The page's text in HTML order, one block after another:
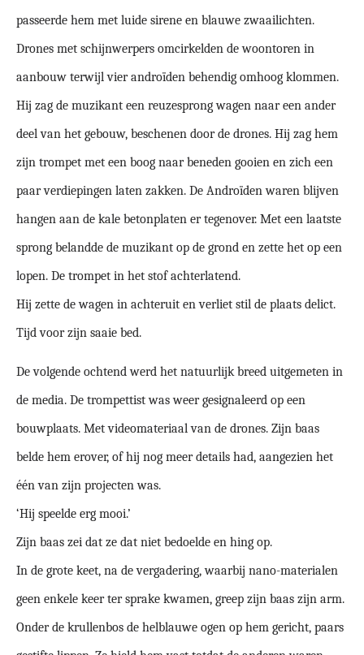
passeerde hem met luide sirene en blauwe zwaailichten.
Drones met schijnwerpers omcirkelden de woontoren in
aanbouw terwijl vier androïden behendig omhoog klommen.
Hij zag de muzikant een reuzesprong wagen naar een ander
deel van het gebouw, beschenen door de drones. Hij zag hem
zijn trompet met een boog naar beneden gooien en zich een
paar verdiepingen laten zakken. De Androïden waren blijven
hangen aan de kale betonplaten er tegenover. Met een laatste
sprong belandde de muzikant op de grond en zette het op een
lopen. De trompet in het stof achterlatend.
Hij zette de wagen in achteruit en verliet stil de plaats delict.
Tijd voor zijn saaie bed.
De volgende ochtend werd het natuurlijk breed uitgemeten in
de media. De trompettist was weer gesignaleerd op een
bouwplaats. Met videomateriaal van de drones. Zijn baas
belde hem erover, of hij nog meer details had, aangezien het
één van zijn projecten was.
‘Hij speelde erg mooi.’
Zijn baas zei dat ze dat niet bedoelde en hing op.
In de grote keet, na de vergadering, waarbij nano-materialen
geen enkele keer ter sprake kwamen, greep zijn baas zijn arm.
Onder de krullenbos de helblauwe ogen op hem gericht, paars